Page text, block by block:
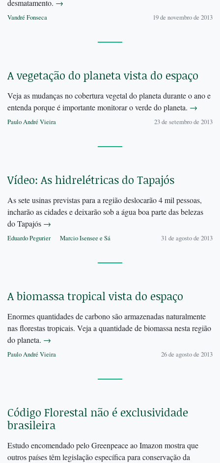
desmatamento. →
Vandré Fonseca 19 de novembro de 2013
A vegetação do planeta vista do espaço
Veja as mudanças no cobertura vegetal do planeta durante o ano e
entenda porque é importante monitorar o verde do planeta. →
Paulo André Vieira 23 de setembro de 2013
Vídeo: As hidrelétricas do Tapajós
As sete usinas previstas para a região deslocarão 4 mil pessoas,
incharão as cidades e deixarão sob a água boa parte das belezas
do Tapajós →
Eduardo Pegurier Marcio Isensee e Sá 31 de agosto de 2013
A biomassa tropical vista do espaço
Enormes quantidades de carbono são armazenadas naturalmente
nas florestas tropicais. Veja a quantidade de biomassa nesta região
do planeta. →
Paulo André Vieira 26 de agosto de 2013
Código Florestal não é exclusividade
brasileira
Estudo encomendado pelo Greenpeace ao Imazon mostra que
outros países têm legislação específica para conservação da